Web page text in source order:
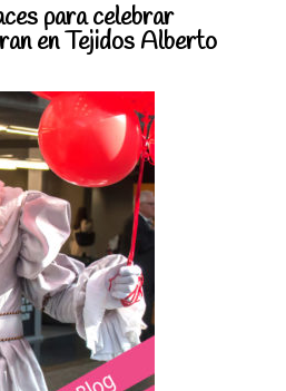
para celebrar
en Tejidos Alberto